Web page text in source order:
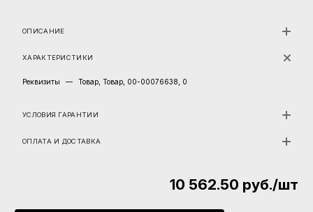
ОПИСАНИЕ
ХАРАКТЕРИСТИКИ
Реквизиты — Товар, Товар, 00-00076638, 0
УСЛОВИЯ ГАРАНТИИ
ОПЛАТА И ДОСТАВКА
10 562.50 руб./шт